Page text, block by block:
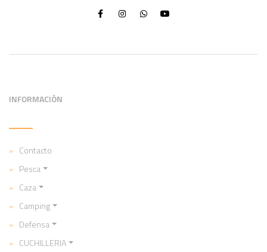
INFORMACIÓN
Contacto
Pesca
Caza
Camping
Defensa
CUCHILLERIA